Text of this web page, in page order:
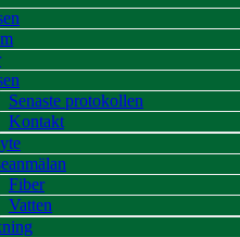
Senaste protokollen
Kontakt
Fiber
Vatten